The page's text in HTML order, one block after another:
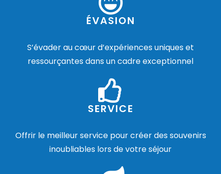
ÉVASION
S’évader au cœur d’expériences uniques et
ressourçantes dans un cadre exceptionnel
SERVICE
Offrir le meilleur service pour créer des souvenirs
inoubliables lors de votre séjour